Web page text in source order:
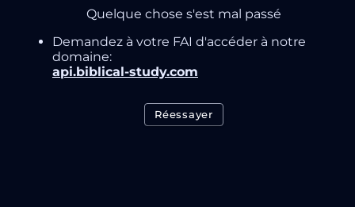
Quelque chose s'est mal passé
Demandez à votre FAI d'accéder à notre
domaine:
api.biblical-study.com
Réessayer